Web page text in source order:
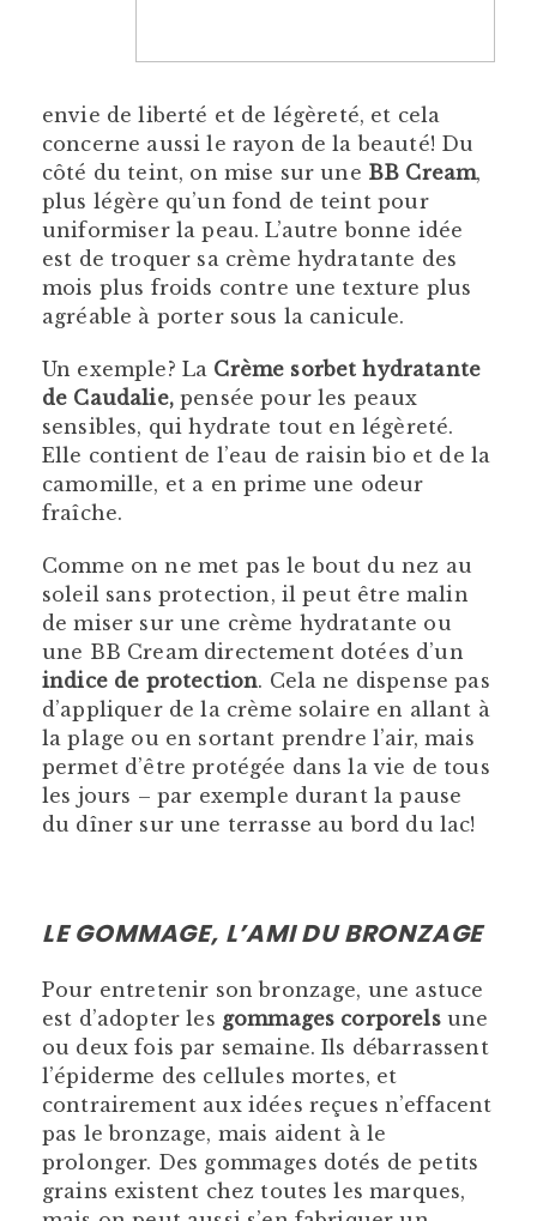
envie de liberté et de légèreté, et cela
concerne aussi le rayon de la beauté! Du
côté du teint, on mise sur une BB Cream,
plus légère qu’un fond de teint pour
uniformiser la peau. L’autre bonne idée
est de troquer sa crème hydratante des
mois plus froids contre une texture plus
agréable à porter sous la canicule.
Un exemple? La Crème sorbet hydratante
de Caudalie,pensée pour les peaux
sensibles, qui hydrate tout en légèreté.
Elle contient de l’eau de raisin bio et de la
camomille, et a en prime une odeur
fraîche.
Comme on ne met pas le bout du nez au
soleil sans protection, il peut être malin
de miser sur une crème hydratante ou
une BB Cream directement dotées d’un
indice de protection. Cela ne dispense pas
d’appliquer de la crème solaire en allant à
la plage ou en sortant prendre l’air, mais
permet d’être protégée dans la vie de tous
les jours – par exemple durant la pause
du dîner sur une terrasse au bord du lac!
LE GOMMAGE, L’AMI DU BRONZAGE
Pour entretenir son bronzage, une astuce
est d’adopter les gommages corporelsune
ou deux fois par semaine. Ils débarrassent
l’épiderme des cellules mortes, et
contrairement aux idées reçues n’effacent
pas le bronzage, mais aident à le
prolonger. Des gommages dotés de petits
grains existent chez toutes les marques,